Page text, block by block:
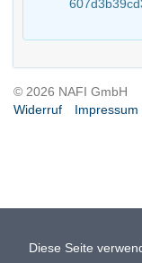
Diese Seite
© 2026 NAFI GmbH
Widerruf
Impressum